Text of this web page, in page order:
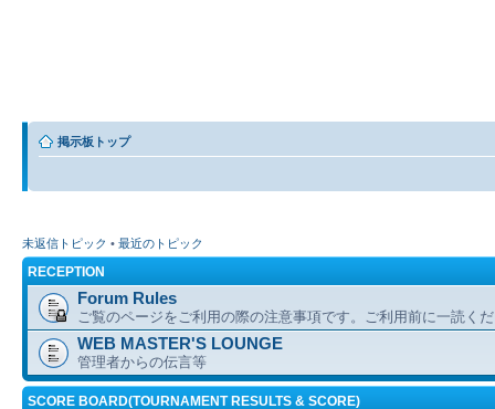
掲示板トップ
未返信トピック • 最近のトピック
RECEPTION
Forum Rules
ご覧のページをご利用の際の注意事項です。ご利用前に一読く
WEB MASTER'S LOUNGE
管理者からの伝言等
SCORE BOARD(TOURNAMENT RESULTS & SCORE)